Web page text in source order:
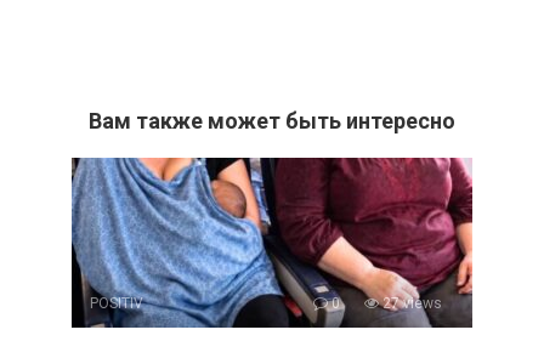
Вам также может быть интересно
POSITIV 0 27 views